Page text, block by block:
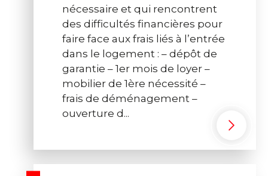
nécessaire et qui rencontrent
des difficultés financières pour
faire face aux frais liés à l’entrée
dans le logement : – dépôt de
garantie – 1er mois de loyer –
mobilier de 1ère nécessité –
frais de déménagement –
ouverture d...